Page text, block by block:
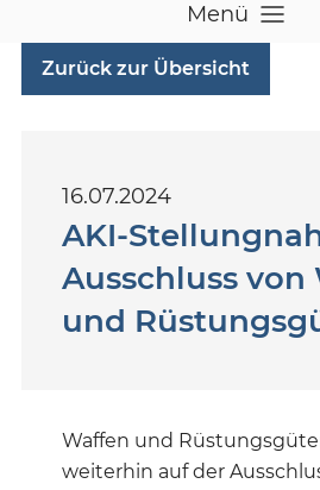
Menü
Menü öffnen
Zurück zur Übersicht
16.07.2024
AKI-
Ausschluss von
und
Waffen und
weiterhin auf der